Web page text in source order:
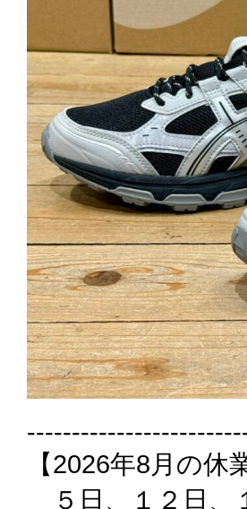
【2026年8月の休
５日、１２日、